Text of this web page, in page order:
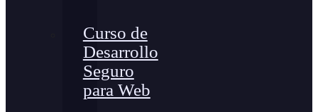
Curso de
Desarrollo
Seguro
para Web